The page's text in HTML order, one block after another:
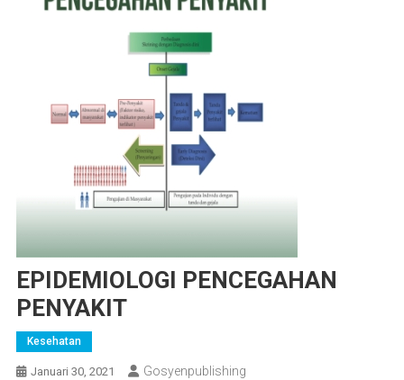
EPIDEMIOLOGI PENCEGAHAN
PENYAKIT
Kesehatan
Januari 30, 2021 Gosyenpublishing